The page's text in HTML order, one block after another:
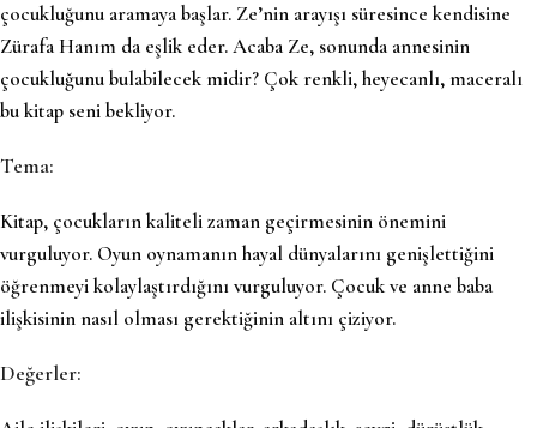
çocukluğunu aramaya başlar. Ze’nin arayışı süresince kendisine
Zürafa Hanım da eşlik eder. Acaba Ze, sonunda annesinin
çocukluğunu bulabilecek midir? Çok renkli, heyecanlı, maceralı
bu kitap seni bekliyor.
Tema:
Kitap, çocukların kaliteli zaman geçirmesinin önemini
vurguluyor. Oyun oynamanın hayal dünyalarını genişlettiğini
öğrenmeyi kolaylaştırdığını vurguluyor. Çocuk ve anne baba
ilişkisinin nasıl olması gerektiğinin altını çiziyor.
Değerler: